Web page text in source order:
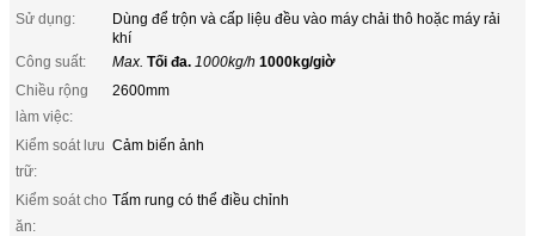
Sử dụng:
Dùng để trộn và cấp liệu đều vào máy chải thô hoặc máy rải
khí
Công suất:
Max. Tối đa. 1000kg/h 1000kg/giờ
Chiều rộng
làm việc:
2600mm
Kiểm soát lưu
trữ:
Cảm biến ảnh
Kiểm soát cho
ăn:
Tấm rung có thể điều chỉnh